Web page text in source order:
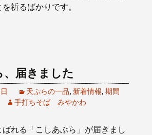
祈るばかりです。
届きました
天ぷらの一品, 新着情報, 期間
手打ちそば みやかわ
れる「こしあぶら」が届きまし